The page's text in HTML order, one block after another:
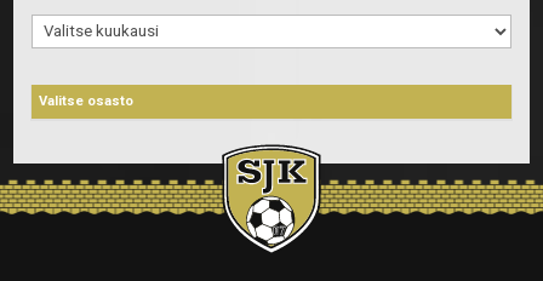
Arkistot